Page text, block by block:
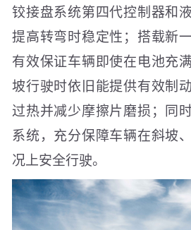
铰接盘系统第四代控制器和
提高转弯时稳定性；搭载新
有效保证车辆即使在电池充
坡行驶时依旧能提供有效制
过热并减少摩擦片磨损；同
系统，充分保障车辆在斜坡
况上安全行驶。